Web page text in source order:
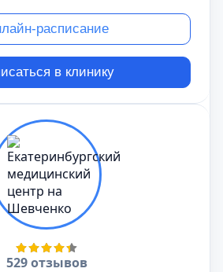
расписание
в клинику
529 отзывов